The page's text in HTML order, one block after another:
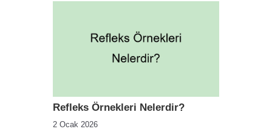
Refleks Örnekleri Nelerdir?
2 Ocak 2026